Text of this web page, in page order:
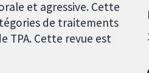
et agressive. Cette
de traitements
TPA. Cette revue est